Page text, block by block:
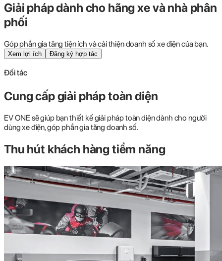
Giải pháp dành cho hãng xe và nhà phân
phối
Góp phần gia tăng tiện ích và cải thiện doanh số xe điện của bạn.
Xem lợi ích Đăng ký hợp tác
Đối tác
Cung cấp giải pháp toàn diện
EV ONE sẽ giúp bạn thiết kế giải pháp toàn diện dành cho người
dùng xe điện, góp phần gia tăng doanh số.
Thu hút khách hàng tiềm năng